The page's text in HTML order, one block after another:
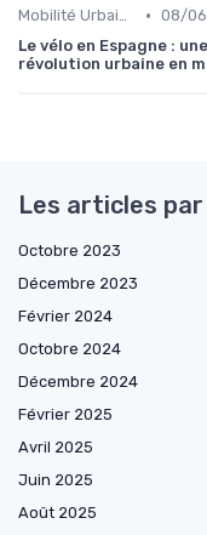
Mobilité Urbaine • 08/
Le vélo en Espagne : une
révolution urbaine en
Les articles
Octobre 2023
Décembre 2023
Février 2024
Octobre 2024
Décembre 2024
Février 2025
Avril 2025
Juin 2025
Août 2025